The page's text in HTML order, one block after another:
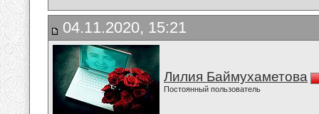
04.11.2020, 15:21
Лилия Баймухаметова
Постоянный пользователь